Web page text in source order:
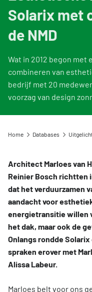
Gebruik van NMD-
Uitgelicht CAT1
DigiGO
Veelgestelde vragen
Informatie voor
Vergoedingsregeling
Milieu-impact
Toetsing van de
Vind een erkende
Veelgestelde vragen
Overzicht
Veelgestelde vragen
Nieuw bij de NMD?
Contact
Organisatie
Lustrum Stichting
Vacatures
Persinformatie
Downloads
Solarix met
de NMD
Wat in 2012 begon met
combineren van
bedrijf met 20
voorzag van design
Home Databases
Architect Marloes van
Reinier Bosch richtten
dat het verduurzamen
aandacht voor
energietransitie willen
het dak, maar ook de
Onlangs rondde
spraken erover met
Alissa Labeur.
Marloes belt voor ons